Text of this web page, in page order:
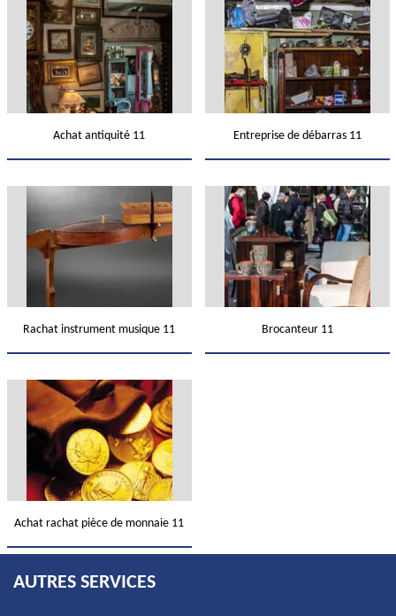
Achat antiquité 11 Entreprise de débarras 11
Rachat instrument musique 11 Brocanteur 11
Achat rachat pièce de monnaie 11
AUTRES SERVICES